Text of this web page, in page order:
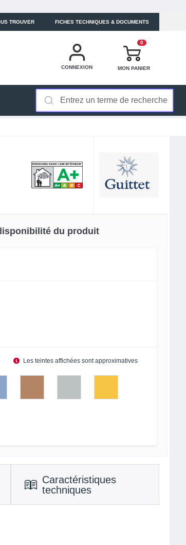
TROUVER FICHES TECHNIQUES & DOCUMENTS
CONNEXION
0
MON PANIER
du produit
Les teintes affichées sont approximatives
Caractéristiques
techniques